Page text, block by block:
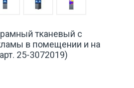
тканевый с
в помещении и на
25-3072019)